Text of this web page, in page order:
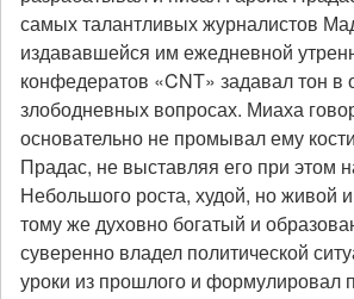
самых талантливых журналистов
издававшейся им ежедневной
конфедератов «CNT» задавал тон в
злободневных вопросах. Миаха
основательно не промывал ему
Прадас, не выставляя его при этом
Небольшого роста, худой, но живой
тому же духовно богатый и
суверенно владел политической
уроки из прошлого и формулировал